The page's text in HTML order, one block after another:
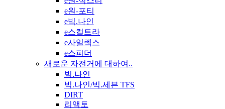
e원-포티
e빅.나인
e스컬트라
e사일렉스
e스피더
새로운 자전거에 대하여..
빅.나인
빅.나인/빅.세븐 TFS
DIRT
리액토